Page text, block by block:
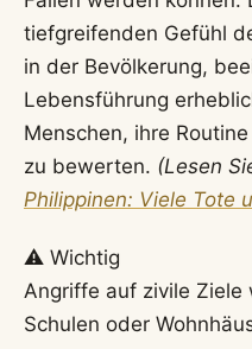
tiefgreifenden Gefühl
in der Bevölkerung,
Lebensführung
Menschen, ihre
zu bewerten. (Lesen
Philippinen: Viele Tote
⚠️ Wichtig
Angriffe auf zivile Ziele
Schulen oder